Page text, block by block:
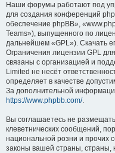
Наши форумы работают под
для создания конференций
обеспечение phpBB»,
Teams»), выпущенного по
дальнейшем «GPL»). Скачать
Ограничения лицензии GPL
связаны с организацией и
Limited не несёт
определяет в качестве
За дополнительной
https://www.phpbb.com/.
Вы соглашаетесь не
клеветнических сообщений,
национальной розни и прочих
законы вашей страны, страны,